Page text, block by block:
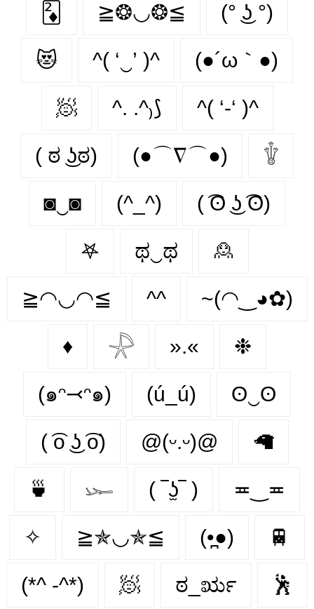
🃂 ≧❂◡❂≦ (° ͜ʖ °)
😻 ^( ‘‿’ )^ (●´ω｀●)
🧖‍ ^. .^₎⟆ ^( ‘-‘ )^
( ಠ ͜ʖಠ) (●⌒∇⌒●) 𓇚
◙‿◙ (^_^) ( ͡ʘ ͜ʖ ͡ʘ)
𖤐 ಥ‿ಥ 🙎‍
≧◠◡◠≦ ^^ ~(◠‿◕✿)
♦ 𓇻 ».« ❉
(๑ᵔ⤙ᵔ๑) (ú_ú) ʘ‿ʘ
( ͡o ͜ʖ ͡o) @(ᵕ.ᵕ)@ 🦙
🍵 𓆱 ( ‾ʖ̫‾ ) ≖‿≖
✧ ≧✯◡✯≦ (•̪●) 🚆
(*^ -^*) 🧖 ಠ_ರೃ 🕺